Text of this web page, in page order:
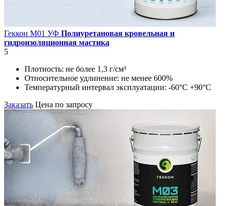
Геккон М01 УФ Полиуретановая кровельная и
гидроизоляционная мастика
5
Плотность: не более 1,3 г/см³
Относительное удлинение: не менее 600%
Температурный интервал эксплуатации: -60°С +90°С
Заказать Цена по запросу